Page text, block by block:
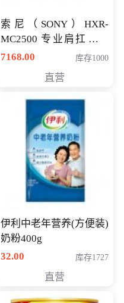
索尼（SONY）HXR-
MC2500 专业肩扛式存
储卡全高清摄录一体机
清入门级摄像机
7168.00 库存1000
直营
伊利中老年营养(方便装)
奶粉400g
32.00
库存1727
直营